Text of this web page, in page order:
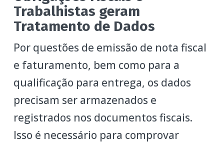
Trabalhistas geram
Tratamento de Dados
Por questões de emissão de nota fiscal
e faturamento, bem como para a
qualificação para entrega, os dados
precisam ser armazenados e
registrados nos documentos fiscais.
Isso é necessário para comprovar